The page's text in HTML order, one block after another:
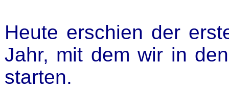
Heute erschien der
Jahr, mit dem wir in
starten.